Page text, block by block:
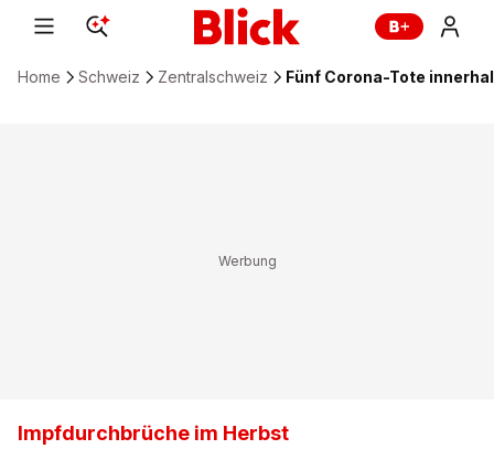
Home Schweiz Zentralschweiz Fünf Corona-Tote
Impfdurchbrüche im Herbst